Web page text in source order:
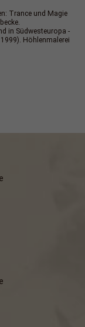
Trance und Magie
in Südwesteuropa -
1999). Höhlenmalerei